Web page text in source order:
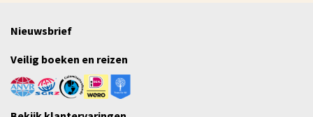
Nieuwsbrief
Veilig boeken en reizen